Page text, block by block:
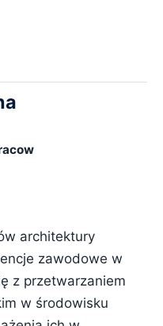
architektury
zawodowe w
z przetwarzaniem
w środowisku